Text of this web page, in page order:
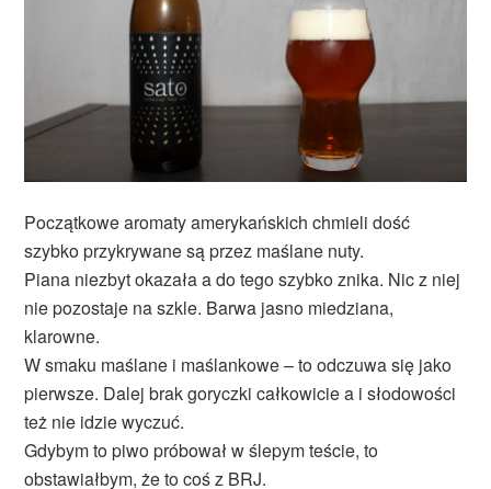
Początkowe aromaty amerykańskich chmieli dość
szybko przykrywane są przez maślane nuty.
Piana niezbyt okazała a do tego szybko znika. Nic z niej
nie pozostaje na szkle. Barwa jasno miedziana,
klarowne.
W smaku maślane i maślankowe – to odczuwa się jako
pierwsze. Dalej brak goryczki całkowicie a i słodowości
też nie idzie wyczuć.
Gdybym to piwo próbował w ślepym teście, to
obstawiałbym, że to coś z BRJ.